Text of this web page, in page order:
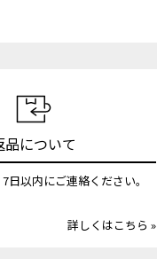
品について
日以内にご連絡ください。
詳しくはこちら »